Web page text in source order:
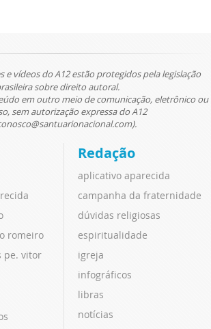
e vídeos do A12 estão protegidos pela legislação
sobre direito autoral.
em outro meio de comunicação, eletrônico ou
sem autorização expressa do A12
romeiro
pe. vitor
Redação
aplicativo aparecida
campanha da fraternidade
dúvidas religiosas
espiritualidade
igreja
infográficos
libras
notícias